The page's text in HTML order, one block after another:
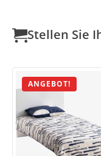
Stellen Sie
ANGEBOT!